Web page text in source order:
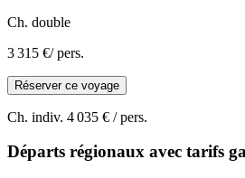
Ch. double
3 315 €/ pers.
Réserver ce voyage
Ch. indiv. 4 035 € / pers.
Départs régionaux avec tarifs